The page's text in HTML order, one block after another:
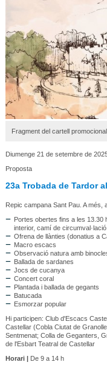
Fragment del cartell
Diumenge 21 de setembre de
Proposta
23a Trobada de Tardor
Repic campana Sant Pau. A més,
Portes obertes fins a les 13.30
interior, camí de circumval·lació
Ofrena de llànties (donatius a
Macro escacs
Observació natura amb
Ballada de sardanes
Jocs de cucanya
Concert coral
Plantada i ballada de gegants
Batucada
Esmorzar popular
Hi participen: Club d'Escacs
Castellar (Cobla Ciutat de
Sentmenat; Colla de Geganters,
de l'Esbart Teatral de Castellar
Horari |De 9 a 14 h